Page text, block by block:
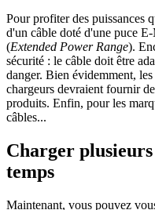
Pour profiter des puissances
d'un câble doté d'une puce
(Extended Power Range).
sécurité : le câble doit être
danger. Bien évidemment,
chargeurs devraient fournir
produits. Enfin, pour les
câbles...
Charger
temps
Maintenant, vous pouvez